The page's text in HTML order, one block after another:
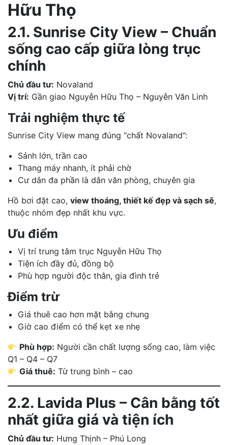
Hữu Thọ
2.1. Sunrise City View – Chuẩn
sống cao cấp giữa lòng trục
chính
Chủ đầu tư: Novaland
Vị trí: Gần giao Nguyễn Hữu Thọ – Nguyễn Văn Linh
Trải nghiệm thực tế
Sunrise City View mang đúng “chất Novaland”:
Sảnh lớn, trần cao
Thang máy nhanh, ít phải chờ
Cư dân đa phần là dân văn phòng, chuyên gia
Hồ bơi đặt cao, view thoáng, thiết kế đẹp và sạch sẽ,
thuộc nhóm đẹp nhất khu vực.
Ưu điểm
Vị trí trung tâm trục Nguyễn Hữu Thọ
Tiện ích đầy đủ, đồng bộ
Phù hợp người độc thân, gia đình trẻ
Điểm trừ
Giá thuê cao hơn mặt bằng chung
Giờ cao điểm có thể kẹt xe nhẹ
Phù hợp: Người cần chất lượng sống cao, làm việc
Q1 – Q4 – Q7
Giá thuê: Từ trung bình – cao
2.2. Lavida Plus – Cân bằng tốt
nhất giữa giá và tiện ích
Chủ đầu tư: Hưng Thịnh – Phú Long